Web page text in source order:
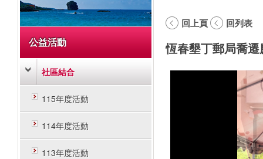
公益活動
社區結合
115年度活動
114年度活動
113年度活動
回上頁 回列表
恆春墾丁郵局喬